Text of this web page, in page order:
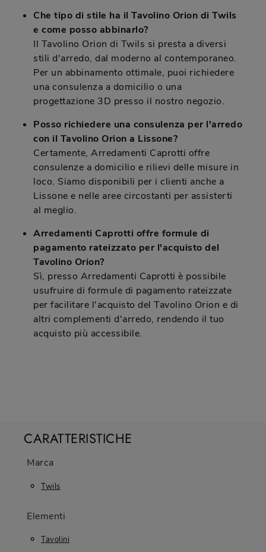
Che tipo di stile ha il Tavolino Orion di Twils
e come posso abbinarlo?
Il Tavolino Orion di Twils si presta a diversi
stili d'arredo, dal moderno al contemporaneo.
Per un abbinamento ottimale, puoi richiedere
una consulenza a domicilio o una
progettazione 3D presso il nostro negozio.
Posso richiedere una consulenza per l'arredo
con il Tavolino Orion a Lissone?
Certamente, Arredamenti Caprotti offre
consulenze a domicilio e rilievi delle misure in
loco. Siamo disponibili per i clienti anche a
Lissone e nelle aree circostanti per assisterti
al meglio.
Arredamenti Caprotti offre formule di
pagamento rateizzato per l'acquisto del
Tavolino Orion?
Sì, presso Arredamenti Caprotti è possibile
usufruire di formule di pagamento rateizzate
per facilitare l'acquisto del Tavolino Orion e di
altri complementi d'arredo, rendendo il tuo
acquisto più accessibile.
CARATTERISTICHE
Marca
Twils
Elementi
Tavolini